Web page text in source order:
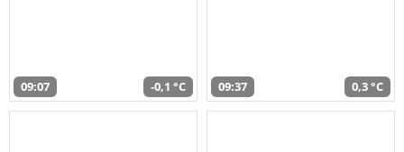
09:07 -0,1 °C 09:37 0,3 °C